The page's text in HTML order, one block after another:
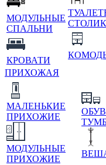
МОДУЛЬНЫЕ
СПАЛЬНИ
КРОВАТИ
ПРИХОЖАЯ
МАЛЕНЬКИЕ
ПРИХОЖИЕ
МОДУЛЬНЫЕ
ПРИХОЖИЕ